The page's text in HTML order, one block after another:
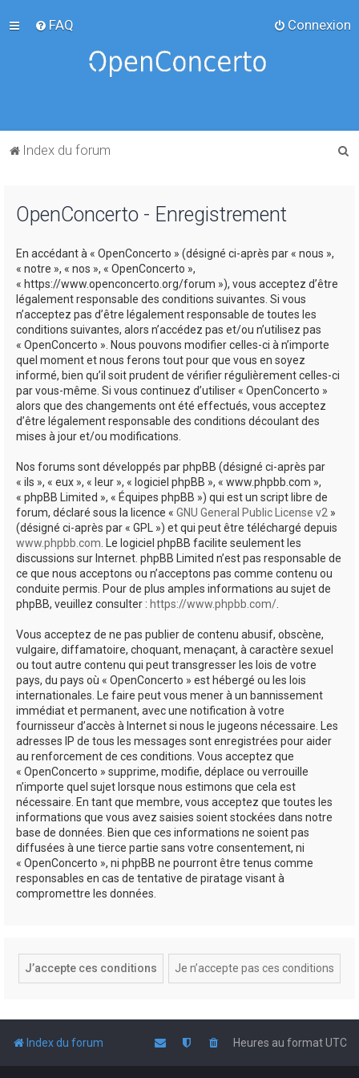
FAQ Connexion
Index du forum
OpenConcerto - Enregistrement
En accédant à « OpenConcerto » (désigné ci-après par « nous »,
« notre », « nos », « OpenConcerto »,
« https://www.openconcerto.org/forum »), vous acceptez d’être
légalement responsable des conditions suivantes. Si vous
n’acceptez pas d’être légalement responsable de toutes les
conditions suivantes, alors n’accédez pas et/ou n’utilisez pas
« OpenConcerto ». Nous pouvons modifier celles-ci à n’importe
quel moment et nous ferons tout pour que vous en soyez
informé, bien qu’il soit prudent de vérifier régulièrement celles-ci
par vous-même. Si vous continuez d’utiliser « OpenConcerto »
alors que des changements ont été effectués, vous acceptez
d’être légalement responsable des conditions découlant des
mises à jour et/ou modifications.
Nos forums sont développés par phpBB (désigné ci-après par
« ils », « eux », « leur », « logiciel phpBB », « www.phpbb.com »,
« phpBB Limited », « Équipes phpBB ») qui est un script libre de
forum, déclaré sous la licence « GNU General Public License v2 »
(désigné ci-après par « GPL ») et qui peut être téléchargé depuis
www.phpbb.com. Le logiciel phpBB facilite seulement les
discussions sur Internet. phpBB Limited n’est pas responsable de
ce que nous acceptons ou n’acceptons pas comme contenu ou
conduite permis. Pour de plus amples informations au sujet de
phpBB, veuillez consulter : https://www.phpbb.com/.
Vous acceptez de ne pas publier de contenu abusif, obscène,
vulgaire, diffamatoire, choquant, menaçant, à caractère sexuel
ou tout autre contenu qui peut transgresser les lois de votre
pays, du pays où « OpenConcerto » est hébergé ou les lois
internationales. Le faire peut vous mener à un bannissement
immédiat et permanent, avec une notification à votre
fournisseur d’accès à Internet si nous le jugeons nécessaire. Les
adresses IP de tous les messages sont enregistrées pour aider
au renforcement de ces conditions. Vous acceptez que
« OpenConcerto » supprime, modifie, déplace ou verrouille
n’importe quel sujet lorsque nous estimons que cela est
nécessaire. En tant que membre, vous acceptez que toutes les
informations que vous avez saisies soient stockées dans notre
base de données. Bien que ces informations ne soient pas
diffusées à une tierce partie sans votre consentement, ni
« OpenConcerto », ni phpBB ne pourront être tenus comme
responsables en cas de tentative de piratage visant à
compromettre les données.
Index du forum Heures au formatUTC